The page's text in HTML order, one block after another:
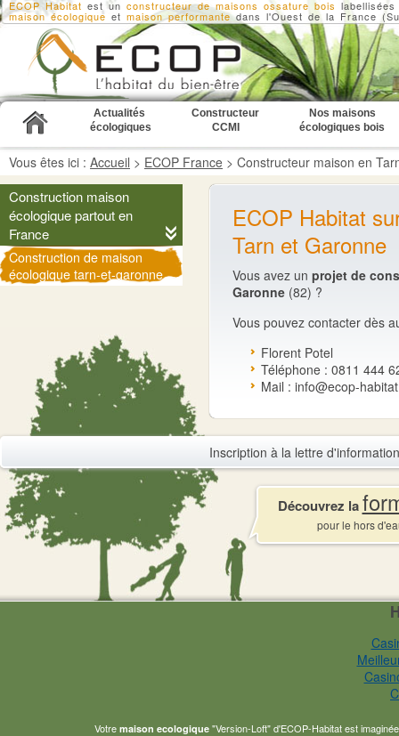
ECOP Habitat est un constructeur de maisons ossature bois
maison écologique et maison performantedans l'Ouest de la France
Vous êtes ici : Accueil > ECOP France > Constructeur maison en
ECOP Habitat
Tarn et Garonne
Vous avez un projet de
Garonne (82) ?
Vous pouvez contacter dès
Florent Potel
Téléphone : 0811 444
Mail : info@ecop-
Construction maison
écologique partout en
France
Construction de maison
écologique tarn-et-garonne
Inscription à la lettre
Découvrez la
pour le hors
Actualités
écologiques
Constructeur
CCMI
Nos maisons
écologiques bois
Votre maison ecologique"Version-Loft" d'ECOP-Habitat est